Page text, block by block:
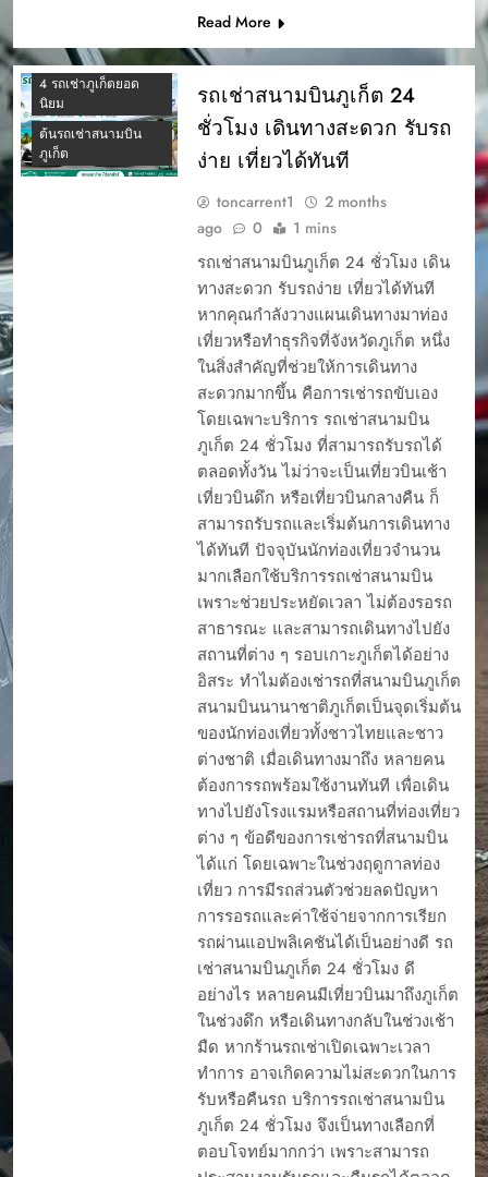
Read More
4 รถเช่าภูเก็ตยอด
นิยม
ต้นรถเช่าสนามบิน
ภูเก็ต
รถเช่าสนามบินภูเก็ต 24
ชั่วโมง เดินทางสะดวก รับรถ
ง่าย เที่ยวได้ทันที
toncarrent1
2 months
ago
0 1 mins
รถเช่าสนามบินภูเก็ต 24 ชั่วโมง เดิน
ทางสะดวก รับรถง่าย เที่ยวได้ทันที
หากคุณกำลังวางแผนเดินทางมาท่อง
เที่ยวหรือทำธุรกิจที่จังหวัดภูเก็ต หนึ่ง
ในสิ่งสำคัญที่ช่วยให้การเดินทาง
สะดวกมากขึ้น คือการเช่ารถขับเอง
โดยเฉพาะบริการ รถเช่าสนามบิน
ภูเก็ต 24 ชั่วโมง ที่สามารถรับรถได้
ตลอดทั้งวัน ไม่ว่าจะเป็นเที่ยวบินเช้า
เที่ยวบินดึก หรือเที่ยวบินกลางคืน ก็
สามารถรับรถและเริ่มต้นการเดินทาง
ได้ทันที ปัจจุบันนักท่องเที่ยวจำนวน
มากเลือกใช้บริการรถเช่าสนามบิน
เพราะช่วยประหยัดเวลา ไม่ต้องรอรถ
สาธารณะ และสามารถเดินทางไปยัง
สถานที่ต่าง ๆ รอบเกาะภูเก็ตได้อย่าง
อิสระ ทำไมต้องเช่ารถที่สนามบินภูเก็ต
สนามบินนานาชาติภูเก็ตเป็นจุดเริ่มต้น
ของนักท่องเที่ยวทั้งชาวไทยและชาว
ต่างชาติ เมื่อเดินทางมาถึง หลายคน
ต้องการรถพร้อมใช้งานทันที เพื่อเดิน
ทางไปยังโรงแรมหรือสถานที่ท่องเที่ยว
ต่าง ๆ ข้อดีของการเช่ารถที่สนามบิน
ได้แก่ โดยเฉพาะในช่วงฤดูกาลท่อง
เที่ยว การมีรถส่วนตัวช่วยลดปัญหา
การรอรถและค่าใช้จ่ายจากการเรียก
รถผ่านแอปพลิเคชันได้เป็นอย่างดี รถ
เช่าสนามบินภูเก็ต 24 ชั่วโมง ดี
อย่างไร หลายคนมีเที่ยวบินมาถึงภูเก็ต
ในช่วงดึก หรือเดินทางกลับในช่วงเช้า
มืด หากร้านรถเช่าเปิดเฉพาะเวลา
ทำการ อาจเกิดความไม่สะดวกในการ
รับหรือคืนรถ บริการรถเช่าสนามบิน
ภูเก็ต 24 ชั่วโมง จึงเป็นทางเลือกที่
ตอบโจทย์มากกว่า เพราะสามารถ